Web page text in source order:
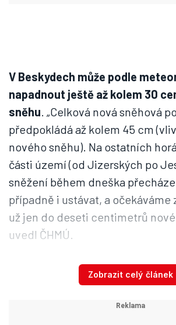
V Beskydech může podle
napadnout ještě až kolem 30
sněhu. „Celková nová sněhová
předpokládá až kolem 45 cm
nového sněhu). Na ostatních
části území (od Jizerských po
sněžení během dneška
případně i ustávat, a očekáváme
už jen do deseti centimetrů
uvedl ČHMÚ.
Sledujte radar Blesku
Tvorba sněhových jazyků a závějí
Zobrazit celý článek